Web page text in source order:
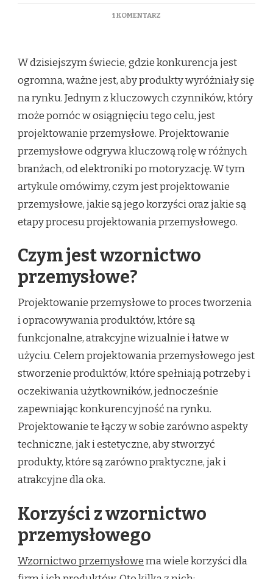
1 KOMENTARZ
INFORMCJE.
W dzisiejszym świecie, gdzie konkurencja jest
ogromna, ważne jest, aby produkty wyróżniały się
na rynku. Jednym z kluczowych czynników, który
może pomóc w osiągnięciu tego celu, jest
projektowanie przemysłowe. Projektowanie
przemysłowe odgrywa kluczową rolę w różnych
branżach, od elektroniki po motoryzację. W tym
artykule omówimy, czym jest projektowanie
przemysłowe, jakie są jego korzyści oraz jakie są
etapy procesu projektowania przemysłowego.
Czym jest wzornictwo
przemysłowe?
Projektowanie przemysłowe to proces tworzenia
i opracowywania produktów, które są
funkcjonalne, atrakcyjne wizualnie i łatwe w
użyciu. Celem projektowania przemysłowego jest
stworzenie produktów, które spełniają potrzeby i
oczekiwania użytkowników, jednocześnie
zapewniając konkurencyjność na rynku.
Projektowanie te łączy w sobie zarówno aspekty
techniczne, jak i estetyczne, aby stworzyć
produkty, które są zarówno praktyczne, jak i
atrakcyjne dla oka.
Korzyści z wzornictwo
przemysłowego
Wzornictwo przemysłowema wiele korzyści dla